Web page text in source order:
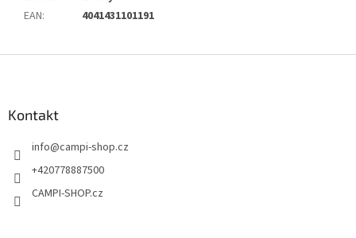
EAN: 4041431101191
Kontakt
info@campi-shop.cz
+420778887500
CAMPI-SHOP.cz